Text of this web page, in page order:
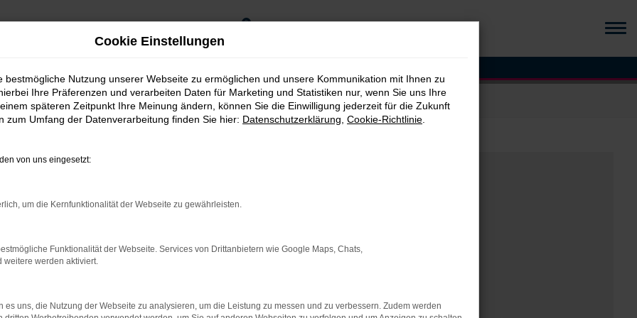
0
Cookie Einstellungen
bestmögliche Nutzung unserer Webseite zu ermöglichen und unsere Kommunikation mit Ihnen zu
Ihre Präferenzen und verarbeiten Daten für Marketing und Statistiken nur, wenn Sie uns Ihre
späteren Zeitpunkt Ihre Meinung ändern, können Sie die Einwilligung jederzeit für die Zukunft
zum Umfang der Datenverarbeitung finden Sie hier: Datenschutzerklärung Cookie-Richtlinie
von uns eingesetzt:
um die Kernfunktionalität der Webseite zu gewährleisten.
Funktionalität der Webseite. Services von Drittanbietern wie Google Maps, Chats,
weitere werden aktiviert.
es uns, die Nutzung der Webseite zu analysieren, um die Leistung zu messen und zu verbessern. Zudem werden